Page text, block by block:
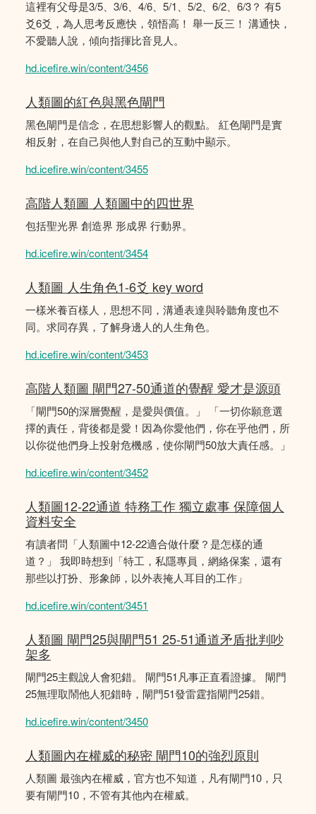
這裡有父母是3/5、3/6、4/6、5/1、5/2、6/2、6/3？ 有5
爻6爻，為人思考反應快，領悟高！ 舉一反三！ 溝通快，
不愛聽人說，傾向指揮比音見人。
hd.icefire.win/content/3456
人類圖的紅色與黑色閘門
黑色閘門是信念，在思想影響人的觀點。 紅色閘門是實
相反射，在自己與他人對自己的互動中顯示。
hd.icefire.win/content/3455
高階人類圖 人類圖中的四世界
包括聖光界 創造界 形成界 行動界。
hd.icefire.win/content/3454
人類圖 人生角色1-6爻 key word
一樣米養百樣人，思想不同，溝通表達與聆聽角度也不
同。求同存異，了解身邊人的人生角色。
hd.icefire.win/content/3453
高階人類圖 閘門27-50通道的覺醒 愛才是源頭
「閘門50的深層覺醒，是愛與價值。」 「一切你願意選
擇的責任，背後都是愛！因為你愛他們，你在乎他們，所
以你從他們身上投射危機感，使你閘門50放大責任感。」
hd.icefire.win/content/3452
人類圖12-22通道 特務工作 獨立處事 保障個人
資料安全
有讀者問「人類圖中12-22適合做什麼？是怎樣的通
道？」 我即時想到「特工，私隱專員，網絡保案，還有
那些以打扮、形象師，以外表掩人耳目的工作」
hd.icefire.win/content/3451
人類圖 閘門25與閘門51 25-51通道矛盾批判吵
架多
閘門25主觀說人會犯錯。 閘門51凡事正直看證據。 閘門
25無理取鬧他人犯錯時，閘門51發雷霆指閘門25錯。
hd.icefire.win/content/3450
人類圖內在權威的秘密 閘門10的強烈原則
人類圖 最強內在權威，官方也不知道，凡有閘門10，只
要有閘門10，不管有其他內在權威。